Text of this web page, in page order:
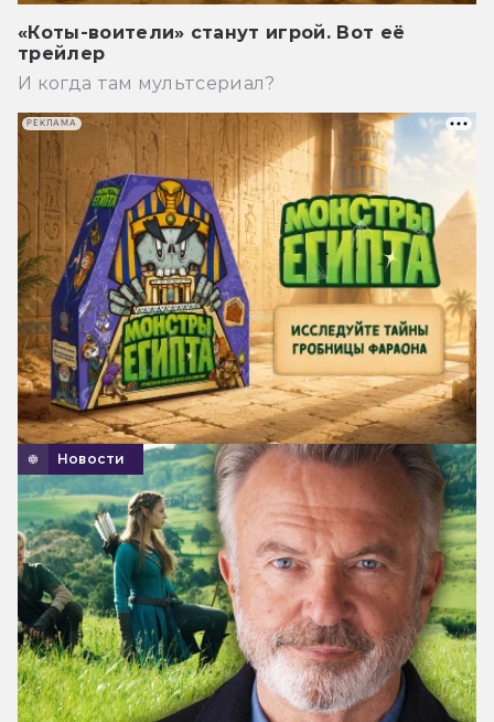
«Коты-воители» станут игрой. Вот её
трейлер
И когда там мультсериал?
Новости
РЕКЛАМА